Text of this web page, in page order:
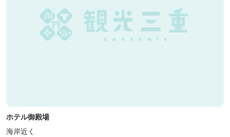
ホテル御殿場
海岸近く